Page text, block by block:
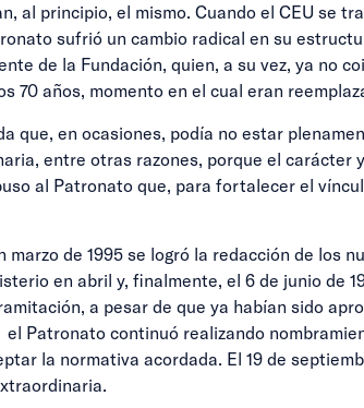
al principio, el mismo. Cuando el CEU se
sufrió un cambio radical en su
de la Fundación, quien, a su vez, ya no
70 años, momento en el cual eran
que, en ocasiones, podía no estar
entre otras razones, porque el carácter
al Patronato que, para fortalecer el
de 1995 se logró la redacción de
en abril y, finalmente, el 6 de junio de
a pesar de que ya habían sido
Patronato continuó realizando
la normativa acordada. El 19 de